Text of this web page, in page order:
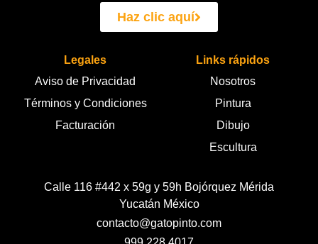
Haz clic aquí
Legales
Aviso de Privacidad
Términos y Condiciones
Facturación
Links rápidos
Nosotros
Pintura
Dibujo
Escultura
Calle 116 #442 x 59g y 59h Bojórquez Mérida
Yucatán México
contacto@gatopinto.com